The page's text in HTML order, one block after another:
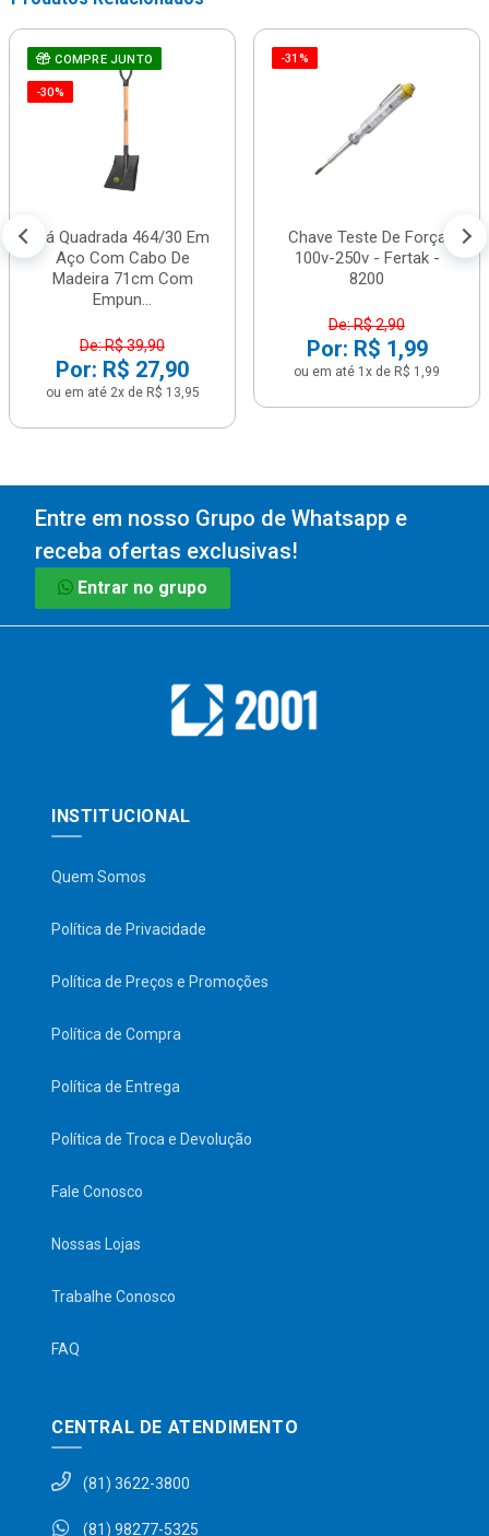
COMPRE JUNTO
-30%
Pá Quadrada 464/30 Em
Aço Com Cabo De
Madeira 71cm Com
Empun...
De: R$ 39,90
Por: R$ 27,90
ou em até 2x de R$ 13,95
-31%
Chave Teste De Força
100v-250v - Fertak -
8200
De: R$ 2,90
Por: R$ 1,99
ou em até 1x de R$ 1,99
Entre em nosso Grupo de Whatsapp e
receba ofertas exclusivas!
Entrar no grupo
INSTITUCIONAL
Quem Somos
Política de Privacidade
Política de Preços e Promoções
Política de Compra
Política de Entrega
Política de Troca e Devolução
Fale Conosco
Nossas Lojas
Trabalhe Conosco
FAQ
CENTRAL DE ATENDIMENTO
(81) 3622-3800
(81) 98277-5325